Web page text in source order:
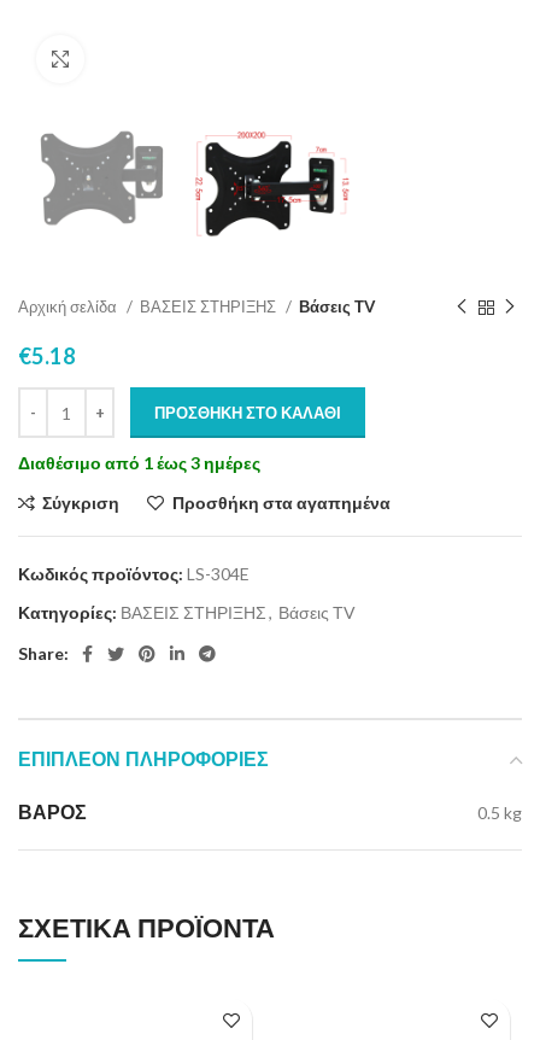
Αρχική σελίδα ΒΑΣΕΙΣ ΣΤΗΡΙΞΗΣ Βάσεις ΤV
€5.18
ΠΡΟΣΘΉΚΗ ΣΤΟ ΚΑΛΆΘΙ
Διαθέσιμο από 1 έως 3 ημέρες
Σύγκριση
Προσθήκη στα αγαπημένα
Κωδικός προϊόντος: LS-304E
Κατηγορίες: ΒΑΣΕΙΣ ΣΤΗΡΙΞΗΣ, Βάσεις ΤV
Share:
ΕΠΙΠΛΈΟΝ ΠΛΗΡΟΦΟΡΊΕΣ
ΒΆΡΟΣ 0.5 kg
ΣΧΕΤΙΚΆ ΠΡΟΪΌΝΤΑ